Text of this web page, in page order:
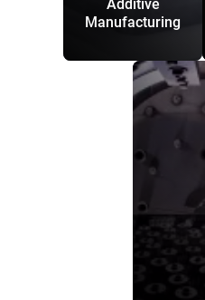
Additive
Manufacturing